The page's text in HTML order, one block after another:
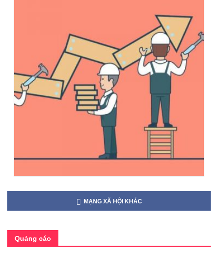
MẠNG XÃ HỘI KHÁC
Quảng cáo